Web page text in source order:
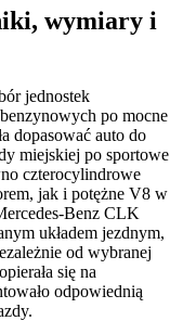
wymiary i
jednostek
po mocne
dopasować auto do
miejskiej po sportowe
czterocylindrowe
jak i potężne V8 w
Benz CLK
układem jezdnym,
od wybranej
się na
odpowiednią